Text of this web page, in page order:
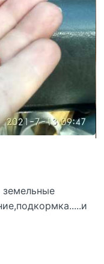
земельные